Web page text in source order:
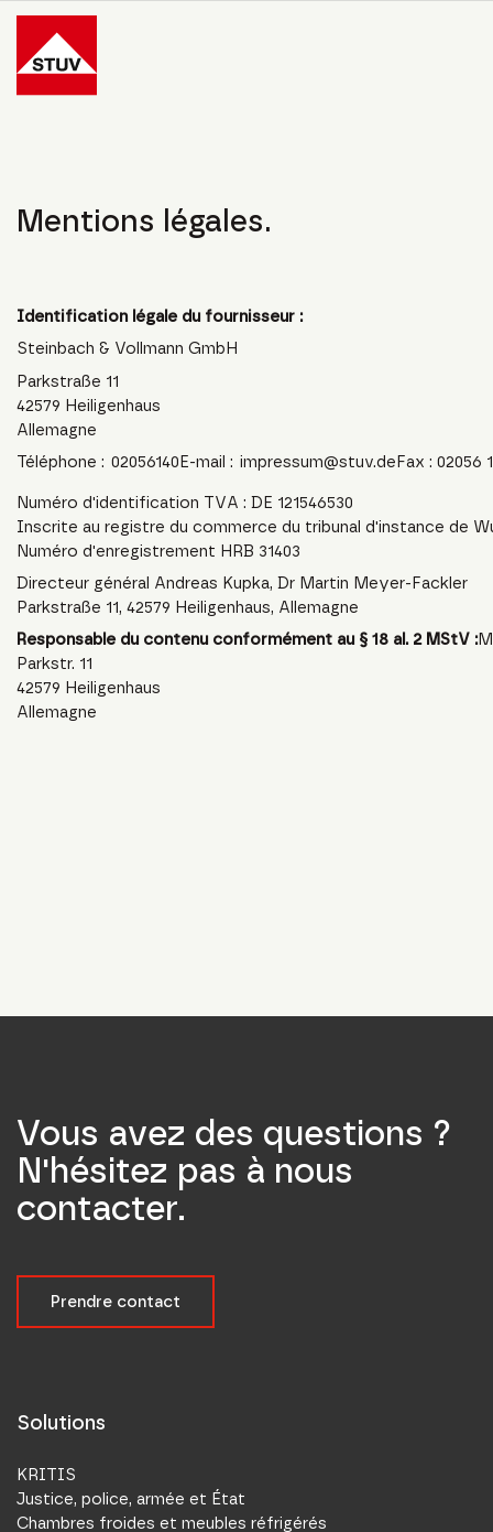
Go To the Homepage
Mentions légales.
Identification légale du fournisseur :
Steinbach & Vollmann GmbH
Parkstraße 11
42579 Heiligenhaus
Allemagne
Téléphone : 02056140E-mail : impressum@stuv.deFax : 02056
Numéro d'identification TVA : DE 121546530
Inscrite au registre du commerce du tribunal d'instance de
Numéro d'enregistrement HRB 31403
Directeur général Andreas Kupka, Dr Martin Meyer-Fackler
Parkstraße 11, 42579 Heiligenhaus, Allemagne
Responsable du contenu conformément au § 18 al. 2 MStV :
Parkstr. 11
42579 Heiligenhaus
Allemagne
Vous avez des questions ?
N'hésitez pas à nous
contacter.
Prendre contact
Solutions
KRITIS
Justice, police, armée et État
Chambres froides et meubles réfrigérés